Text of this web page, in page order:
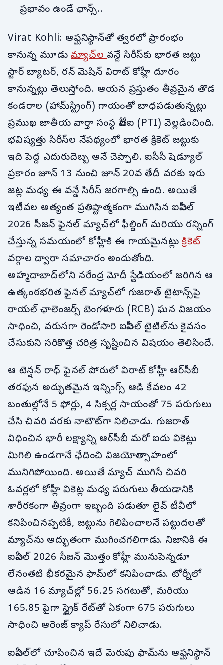
ప్రభావం ఉండే ఛాన్స్..
Virat Kohli: ఆఫ్ఘనిస్థాన్‌తో త్వరలో ప్రారంభం
కానున్న మూడుమ్యాచ్‌లవన్డే సిరీస్‌కు భారత జట్టు
స్టార్ బ్యాటర్, రన్ మెషిన్ విరాట్ కోహ్లీ దూరం
కానున్నట్లు తెలుస్తోంది. ఆయన ప్రస్తుతం తీవ్రమైన తొడ
కండరాల (హామ్‌స్ట్రింగ్) గాయంతో బాధపడుతున్నట్లు
ప్రముఖ జాతీయ వార్తా సంస్థ పీటీఐ (PTI) వెల్లడించింది.
భవిష్యత్తు సిరీస్‌ల నేపథ్యంలో భారత క్రికెట్ జట్టుకు
ఇది పెద్ద ఎదురుదెబ్బ అనే చెప్పాలి. ఐసీసీ షెడ్యూల్
ప్రకారం జూన్ 13 నుంచి జూన్ 20వ తేదీ వరకు ఇరు
జట్ల మధ్య ఈ వన్డే సిరీస్ జరగాల్సి ఉంది. అయితే
ఇటీవల అత్యంత ప్రతిష్టాత్మకంగా ముగిసిన ఐపీఎల్
2026 సీజన్ ఫైనల్ మ్యాచ్‌లో ఫీల్డింగ్ మరియు రన్నింగ్
చేస్తున్న సమయంలో కోహ్లీకి ఈ గాయమైనట్లుక్రికెట్
వర్గాల ద్వారా సమాచారం అందుతోంది.
అహ్మదాబాద్‌లోని నరేంద్ర మోదీ స్టేడియంలో జరిగిన ఆ
ఉత్కంఠభరిత ఫైనల్ మ్యాచ్‌లో గుజరాత్ టైటాన్స్‌పై
రాయల్ ఛాలెంజర్స్ బెంగళూరు (RCB) ఘన విజయం
సాధించి, వరుసగా రెండోసారి ఐపీఎల్ టైటిల్‌ను కైవసం
చేసుకుని సరికొత్త చరిత్ర సృష్టించిన విషయం తెలిసిందే.
ఆ టెన్షన్ రాధ్ ఫైనల్ పోరులో విరాట్ కోహ్లీ ఆర్‌సీబీ
తరఫున అద్భుతమైన ఇన్నింగ్స్ ఆడి కేవలం 42
బంతుల్లోనే 5 ఫోర్లు, 4 సిక్సర్ల సాయంతో 75 పరుగులు
చేసి చివరి వరకు నాటౌట్‌గా నిలిచాడు. గుజరాత్
విధించిన భారీ లక్ష్యాన్ని ఆర్‌సీబీ మరో ఐదు వికెట్లు
మిగిలి ఉండగానే ఛేదించి విజయోత్సాహంలో
మునిగిపోయింది. అయితే మ్యాచ్ ముగిసే చివరి
ఓవర్లలో కోహ్లీ వికెట్ల మధ్య పరుగులు తీయడానికి
శారీరకంగా తీవ్రంగా ఇబ్బంది పడుతూ లైవ్ టీవీలో
కనిపించినప్పటికీ, జట్టును గెలిపించాలనే పట్టుదలతో
మ్యాచ్‌ను అద్భుతంగా ముగించగలిగాడు. నిజానికి ఈ
ఐపీఎల్ 2026 సీజన్ మొత్తం కోహ్లీ మునుపెన్నడూ
లేనంతటి భీకరమైన ఫామ్‌లో కనిపించాడు. టోర్నీలో
ఆడిన 16 మ్యాచ్‌ల్లో 56.25 సగటుతో, మరియు
165.85 పైగా స్ట్రైక్ రేట్‌తో ఏకంగా 675 పరుగులు
సాధించి ఆరెంజ్ క్యాప్ రేసులో నిలిచాడు.
ఐపీఎల్‌లో చూపించిన ఇదే మెరుపు ఫామ్‌ను ఆఫ్ఘనిస్థాన్